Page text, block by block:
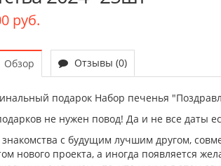
руб.
Обзор Отзывы (0)
подарок Набор печенья
не нужен повод! Да и не все даты
с будущим лучшим другом,
нового проекта, а иногда появляется